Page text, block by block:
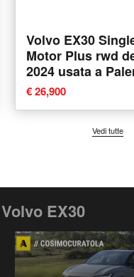
Volvo EX30
Motor Plus rwd
2024 usata a
€ 26,900
Vedi tutte
EX30